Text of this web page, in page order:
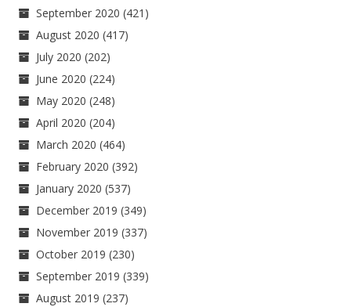
September 2020 (421)
August 2020 (417)
July 2020 (202)
June 2020 (224)
May 2020 (248)
April 2020 (204)
March 2020 (464)
February 2020 (392)
January 2020 (537)
December 2019 (349)
November 2019 (337)
October 2019 (230)
September 2019 (339)
August 2019 (237)